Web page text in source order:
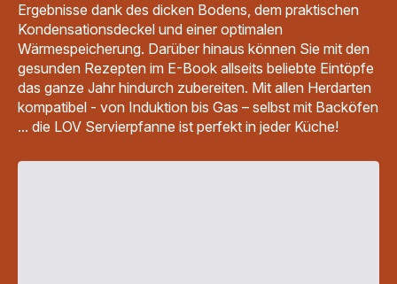
Ergebnisse dank des dicken Bodens, dem praktischen
Kondensationsdeckel und einer optimalen
Wärmespeicherung. Darüber hinaus können Sie mit den
gesunden Rezepten im E-Book allseits beliebte Eintöpfe
das ganze Jahr hindurch zubereiten. Mit allen Herdarten
kompatibel - von Induktion bis Gas – selbst mit Backöfen
... die LOV Servierpfanne ist perfekt in jeder Küche!